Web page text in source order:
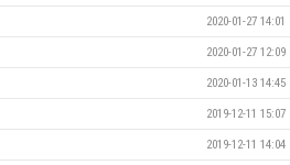
2020-01-27 14:01
2020-01-27 12:09
2020-01-13 14:45
2019-12-11 15:07
2019-12-11 14:04